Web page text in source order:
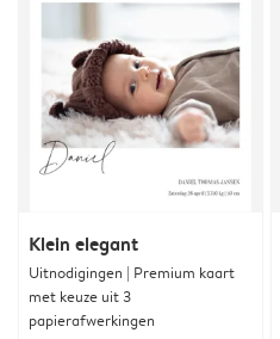
Klein elegant
Uitnodigingen | Premium kaart
met keuze uit 3
papierafwerkingen